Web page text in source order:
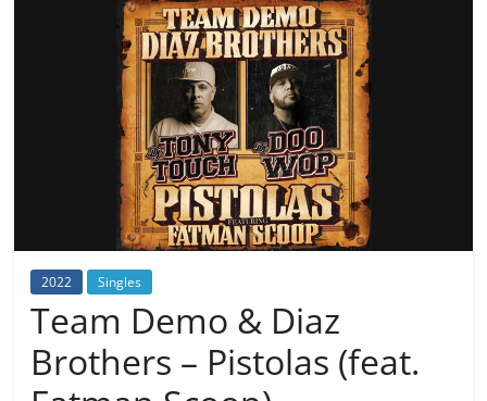
2022 Singles
Team Demo & Diaz
Brothers – Pistolas (feat.